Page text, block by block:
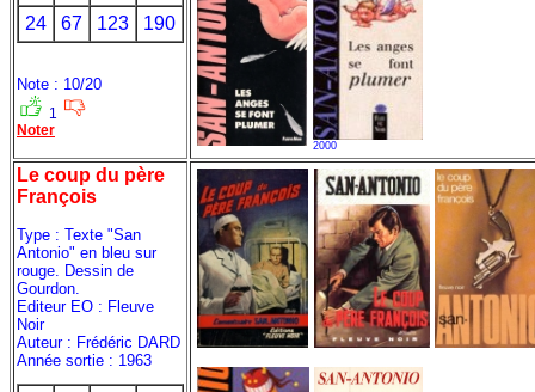
24 67 123 190
Note : 10/20
1
Noter
2000
Le coup du père
François
Type : Texte "San
Antonio" en bleu sur
rouge. Dessin de
Gourdon.
Editeur EO : Fleuve
Noir
Auteur : Frédéric DARD
Année sortie : 1963